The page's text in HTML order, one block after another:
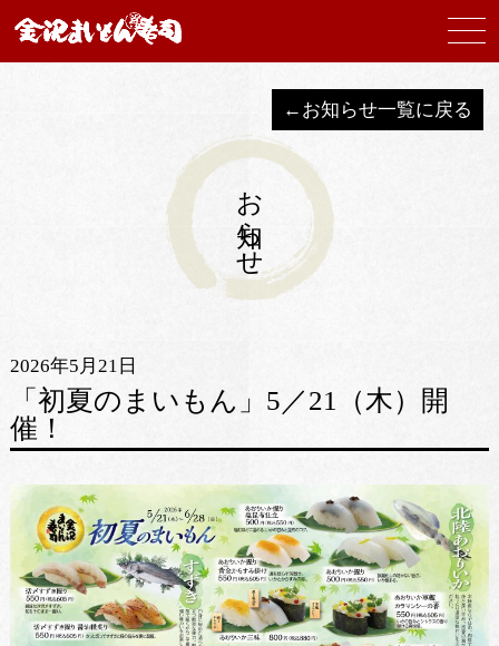
お知らせ
←お知らせ一覧に戻る
2026年5月21日
「初夏のまいもん」5／21（木）開
催！